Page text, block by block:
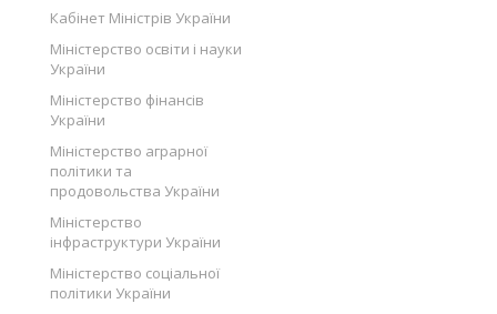
Кабінет Міністрів України
Міністерство освіти і науки
України
Міністерство фінансів
України
Міністерство аграрної
політики та
продовольства України
Міністерство
інфраструктури України
Міністерство соціальної
політики України